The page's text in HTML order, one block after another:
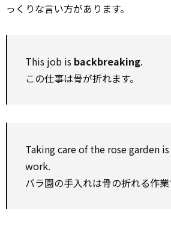
っくりな言い方があります。
This job is backbreaking.
この仕事は骨が折れます。
Taking care of the rose garden is
work.
バラ園の手入れは骨の折れる作業